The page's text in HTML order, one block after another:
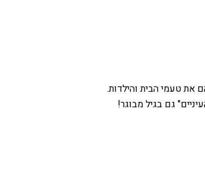
את טעמי הבית והילדות.
גם בגיל מבוגר!